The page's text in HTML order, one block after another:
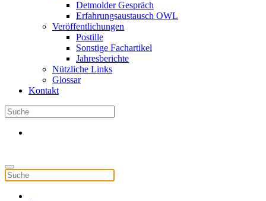
Detmolder Gespräch
Erfahrungsaustausch OWL
Veröffentlichungen
Postille
Sonstige Fachartikel
Jahresberichte
Nützliche Links
Glossar
Kontakt